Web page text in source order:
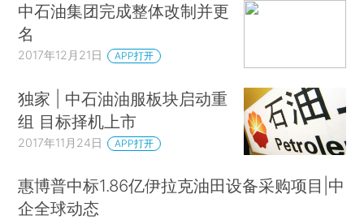
中石油集团完成整体改制并更
名
2017年12月21日 APP打开
独家 | 中石油油服板块启动重
组 目标择机上市
2017年11月24日 APP打开
惠博普中标1.86亿伊拉克油田设备采购项目|中
企全球动态